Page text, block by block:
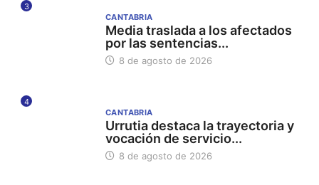
3
CANTABRIA
Media traslada a los afectados
por las sentencias...
8 de agosto de 2026
4
CANTABRIA
Urrutia destaca la trayectoria y
vocación de servicio...
8 de agosto de 2026